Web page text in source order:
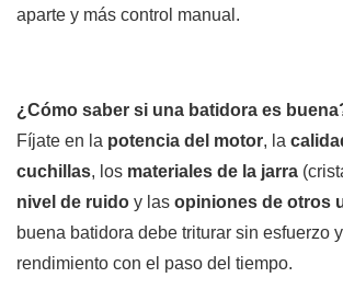
aparte y más control manual.
¿Cómo saber si una batidora es
Fíjate en la potencia del motor, la
cuchillas, los materiales de la jarra
nivel de ruido y las opiniones de otros
buena batidora debe triturar sin esfuerzo
rendimiento con el paso del tiempo.